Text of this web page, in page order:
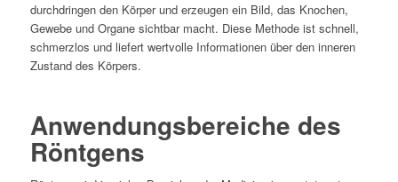
durchdringen den Körper und erzeugen ein Bild, das Knochen,
Gewebe und Organe sichtbar macht. Diese Methode ist schnell,
schmerzlos und liefert wertvolle Informationen über den inneren
Zustand des Körpers.
Anwendungsbereiche des
Röntgens